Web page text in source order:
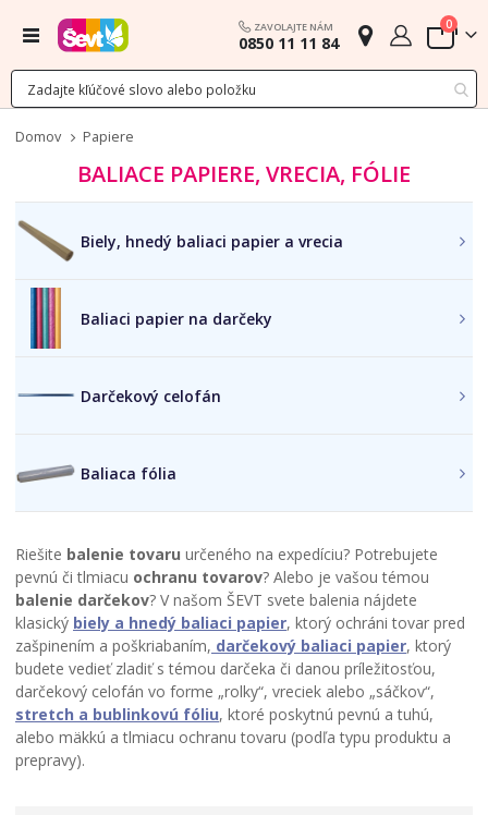
Menu ZAVOLAJTE NÁM
0850 11 11 84 Cart
0
Domov Papiere
BALIACE PAPIERE, VRECIA, FÓLIE
Biely, hnedý baliaci papier a vrecia
Baliaci papier na darčeky
Darčekový celofán
Baliaca fólia
Riešite balenie tovaru určeného na expedíciu? Potrebujete
pevnú či tlmiacu ochranu tovarov? Alebo je vašou témou
balenie darčekov? V našom ŠEVT svete balenia nájdete
klasický biely a hnedý baliaci papier, ktorý ochráni tovar pred
zašpinením a poškriabaním, darčekový baliaci papier, ktorý
budete vedieť zladiť s témou darčeka či danou príležitosťou,
darčekový celofán vo forme „rolky“, vreciek alebo „sáčkov“,
stretch a bublinkovú fóliu, ktoré poskytnú pevnú a tuhú,
alebo mäkkú a tlmiacu ochranu tovaru (podľa typu produktu a
prepravy).